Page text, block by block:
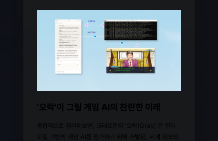
'오락'이 그릴 게임 AI의 찬란한 미래
종합적으로 정리해보면, 크래프톤의 '오락(Orak)'은 언어
모델 기반의 게임 AI를 평가하기 위해 개발된, 세계 최초의